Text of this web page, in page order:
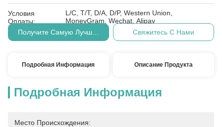
Условия
Оплаты:
L/C, T/T, D/A, D/P, Western Union,
MoneyGram, Wechat, Alipay
Получите Самую Лучшую Цену
Свяжитесь С Нами
Подробная Информация Описание Продукта
Подробная Информация
Место Происхождения: